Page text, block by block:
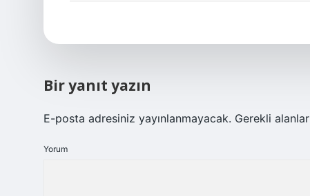
Bir yanıt yazın
E-posta adresiniz yayınlanmayacak. Gerekli alanlar
Yorum